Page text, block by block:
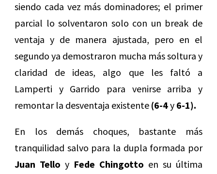
siendo cada vez más dominadores; el primer
parcial lo solventaron solo con un break de
ventaja y de manera ajustada, pero en el
segundo ya demostraron mucha más soltura y
claridad de ideas, algo que les faltó a
Lamperti y Garrido para venirse arriba y
remontar la desventaja existente (6-4y 6-1).
En los demás choques, bastante más
tranquilidad salvo para la dupla formada por
Juan Tello y Fede Chingotto en su última